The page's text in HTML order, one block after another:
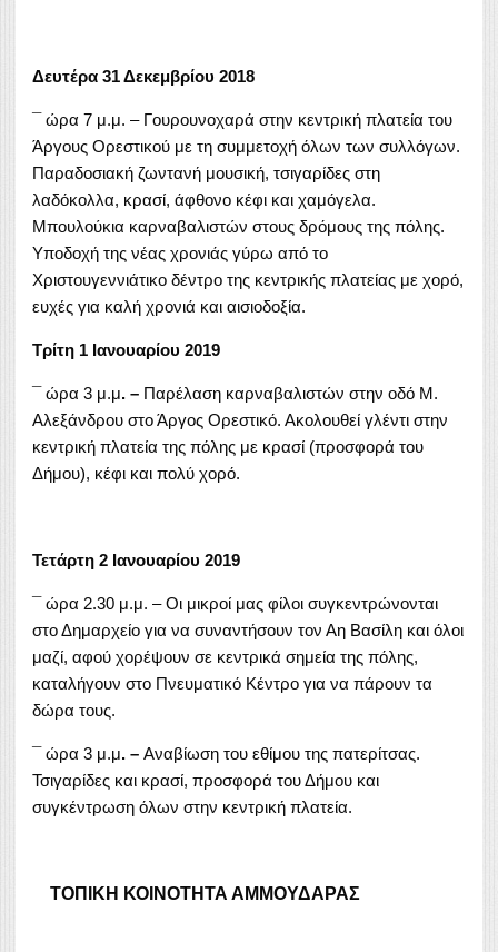
Δευτέρα 31 Δεκεμβρίου 2018
¯ ώρα 7 μ.μ. – Γουρουνοχαρά στην κεντρική πλατεία του
Άργους Ορεστικού με τη συμμετοχή όλων των συλλόγων.
Παραδοσιακή ζωντανή μουσική, τσιγαρίδες στη
λαδόκολλα, κρασί, άφθονο κέφι και χαμόγελα.
Μπουλούκια καρναβαλιστών στους δρόμους της πόλης.
Υποδοχή της νέας χρονιάς γύρω από το
Χριστουγεννιάτικο δέντρο της κεντρικής πλατείας με χορό,
ευχές για καλή χρονιά και αισιοδοξία.
Τρίτη 1 Ιανουαρίου 2019
¯ ώρα 3 μ.μ. – Παρέλαση καρναβαλιστών στην οδό Μ.
Αλεξάνδρου στο Άργος Ορεστικό. Ακολουθεί γλέντι στην
κεντρική πλατεία της πόλης με κρασί (προσφορά του
Δήμου), κέφι και πολύ χορό.
Τετάρτη 2 Ιανουαρίου 2019
¯ ώρα 2.30 μ.μ. – Οι μικροί μας φίλοι συγκεντρώνονται
στο Δημαρχείο για να συναντήσουν τον Αη Βασίλη και όλοι
μαζί, αφού χορέψουν σε κεντρικά σημεία της πόλης,
καταλήγουν στο Πνευματικό Κέντρο για να πάρουν τα
δώρα τους.
¯ ώρα 3 μ.μ. – Αναβίωση του εθίμου της πατερίτσας.
Τσιγαρίδες και κρασί, προσφορά του Δήμου και
συγκέντρωση όλων στην κεντρική πλατεία.
ΤΟΠΙΚΗ ΚΟΙΝΟΤΗΤΑ ΑΜΜΟΥΔΑΡΑΣ